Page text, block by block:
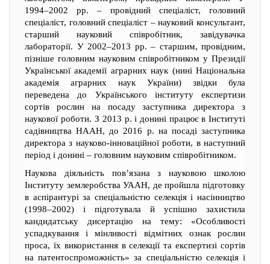
1994–2002 рр. – провідний спеціаліст, головний
спеціаліст, головний спеціаліст – науковий консультант,
старший науковий співробітник, завідувачка
лабораторії. У 2002–2013 рр. – старшим, провідним,
пізніше головним науковим співробітником у Президії
Української академії аграрних наук (нині Національна
академія аграрних наук України) звідки була
переведена до Українського інституту експертизи
сортів рослин на посаду заступника директора з
наукової роботи. З 2013 р. і донині працює в Інституті
садівництва НААН, до 2016 р. на посаді заступника
директора з науково-інноваційної роботи, в наступний
період і донині – головним науковим співробітником.
Наукова діяльність пов’язана з науковою школою
Інституту землеробства УААН, де пройшла підготовку
в аспірантурі за спеціальністю селекція і насінництво
(1998–2002) і підготувала й успішно захистила
кандидатську дисертацію на тему: «Особливості
успадкування і мінливості відмітних ознак рослин
проса, їх використання в селекції та експертизі сортів
на патентоспроможність» за спеціальністю селекція і